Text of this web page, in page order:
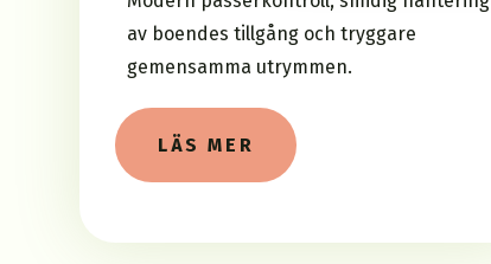
av boendes tillgång och tryggare
gemensamma utrymmen.
LÄS MER